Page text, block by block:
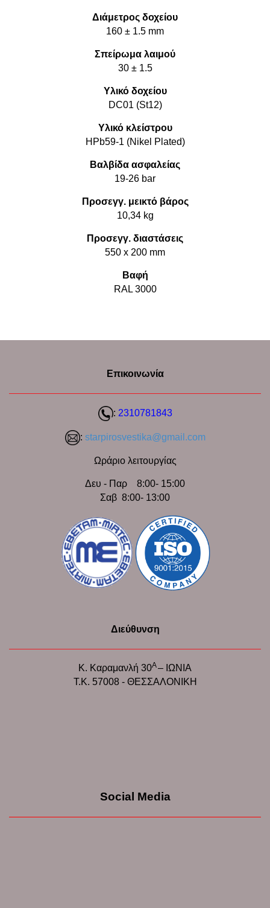
Διάμετρος δοχείου
160 ± 1.5 mm
Σπείρωμα λαιμού
30 ± 1.5
Υλικό δοχείου
DC01 (St12)
Υλικό κλείστρου
HPb59-1 (Nikel Plated)
Βαλβίδα ασφαλείας
19-26 bar
Προσεγγ. μεικτό βάρος
10,34 kg
Προσεγγ. διαστάσεις
550 x 200 mm
Βαφή
RAL 3000
Επικοινωνία
: 2310781843
: starpirosvestika@gmail.com
Ωράριο λειτουργίας
Δευ - Παρ 8:00- 15:00
Σαβ 8:00- 13:00
Διεύθυνση
Κ. Καραμανλή 30Α– ΙΩΝΙΑ
Τ.Κ. 57008 - ΘΕΣΣΑΛΟΝΙΚΗ
Social Media